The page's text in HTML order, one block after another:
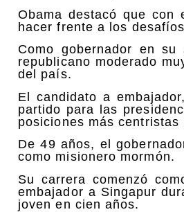
Obama destacó que con
hacer frente a los
Como gobernador en
republicano moderado
del país.
El candidato a
partido para las
posiciones más
De 49 años, el
como misionero mormón.
Su carrera comenzó
embajador a Singapur
joven en cien años.